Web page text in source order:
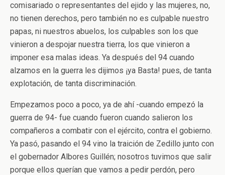
comisariado o representantes del ejido y las mujeres, no,
no tienen derechos, pero también no es culpable nuestro
papas, ni nuestros abuelos, los culpables son los que
vinieron a despojar nuestra tierra, los que vinieron a
imponer esa malas ideas. Ya después del 94 cuando
alzamos en la guerra les dijimos ¡ya Basta! pues, de tanta
explotación, de tanta discriminación.
Empezamos poco a poco, ya de ahí -cuando empezó la
guerra de 94- fue cuando fueron cuando salieron los
compañeros a combatir con el ejército, contra el gobierno.
Ya pasó, pasando el 94 vino la traición de Zedillo junto con
el gobernador Albores Guillén; nosotros tuvimos que salir
porque ellos querían que vamos a pedir perdón, pero